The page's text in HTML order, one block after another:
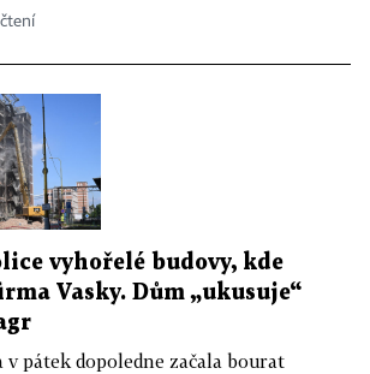
vyhořelé budovy, kde
Vasky. Dům „ukusuje“
pátek dopoledne začala bourat